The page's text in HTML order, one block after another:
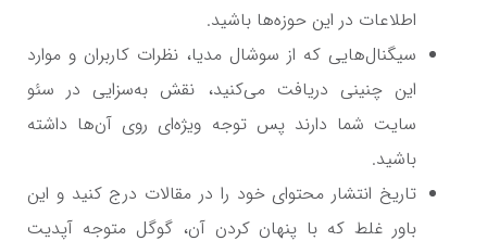
اطلاعات در این حوزه‌ها باشید.
سیگنال‌هایی که از سوشال مدیا، نظرات کاربران و موارد
این چنینی دریافت می‌کنید، نقش به‌سزایی در سئو
سایت شما دارند پس توجه ویژه‎‌ای روی آن‌ها داشته
باشید.
تاریخ انتشار محتوای خود را در مقالات درج کنید و این
باور غلط که با پنهان کردن آن، گوگل متوجه آپدیت